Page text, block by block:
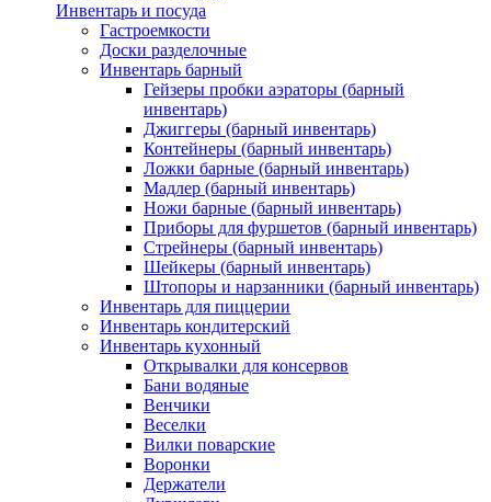
Инвентарь и посуда
Гастроемкости
Доски разделочные
Инвентарь барный
Гейзеры пробки аэраторы (барный
инвентарь)
Джиггеры (барный инвентарь)
Контейнеры (барный инвентарь)
Ложки барные (барный инвентарь)
Мадлер (барный инвентарь)
Ножи барные (барный инвентарь)
Приборы для фуршетов (барный инвентарь)
Стрейнеры (барный инвентарь)
Шейкеры (барный инвентарь)
Штопоры и нарзанники (барный инвентарь)
Инвентарь для пиццерии
Инвентарь кондитерский
Инвентарь кухонный
Открывалки для консервов
Бани водяные
Венчики
Веселки
Вилки поварские
Воронки
Держатели